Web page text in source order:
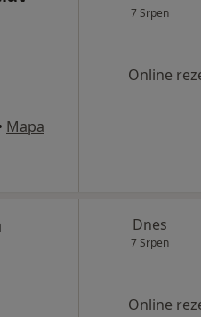
Mapa
7 Srpen
Online
Dnes
7 Srpen
Online